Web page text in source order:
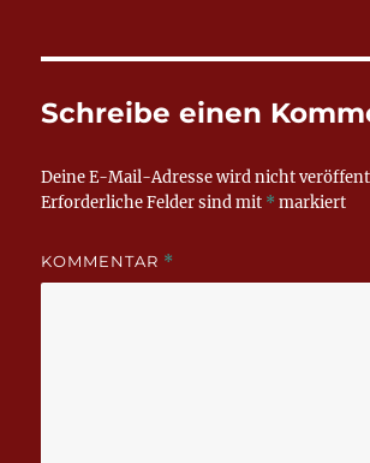
Schreibe einen
Deine E-Mail-Adresse wird nicht
Erforderliche Felder sind mit * markiert
KOMMENTAR *